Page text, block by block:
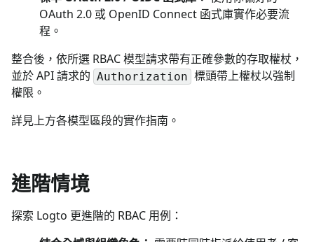
OAuth 2.0 或 OpenID Connect 函式庫實作必要流
程。
整合後，依所選 RBAC 模型請求帶有正確參數的存取權杖，
並於 API 請求的 Authorization 標頭帶上權杖以強制
權限。
詳見上方各模型區段的實作指南。
進階情境
探索 Logto 更進階的 RBAC 用例：